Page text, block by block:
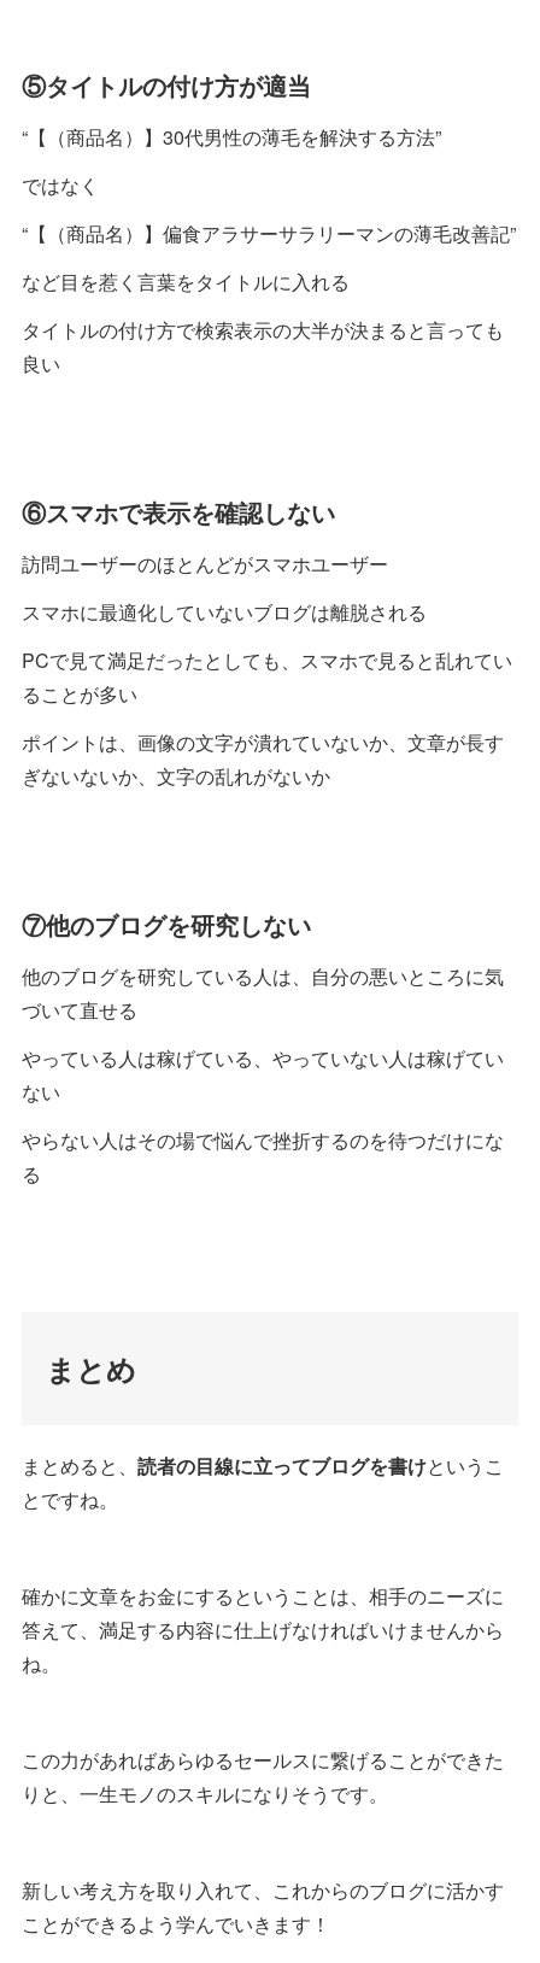
⑤タイトルの付け方が適当
“【（商品名）】30代男性の薄毛を解決する方法”
ではなく
“【（商品名）】偏食アラサーサラリーマンの薄毛改善記”
など目を惹く言葉をタイトルに入れる
タイトルの付け方で検索表示の大半が決まると言っても
良い
⑥スマホで表示を確認しない
訪問ユーザーのほとんどがスマホユーザー
スマホに最適化していないブログは離脱される
PCで見て満足だったとしても、スマホで見ると乱れてい
ることが多い
ポイントは、画像の文字が潰れていないか、文章が長す
ぎないないか、文字の乱れがないか
⑦他のブログを研究しない
他のブログを研究している人は、自分の悪いところに気
づいて直せる
やっている人は稼げている、やっていない人は稼げてい
ない
やらない人はその場で悩んで挫折するのを待つだけにな
る
まとめ
まとめると、 読者の目線に立ってブログを書けというこ
とですね。
確かに文章をお金にするということは、相手のニーズに
答えて、満足する内容に仕上げなければいけませんから
ね。
この力があればあらゆるセールスに繋げることができた
りと、一生モノのスキルになりそうです。
新しい考え方を取り入れて、これからのブログに活かす
ことができるよう学んでいきます！